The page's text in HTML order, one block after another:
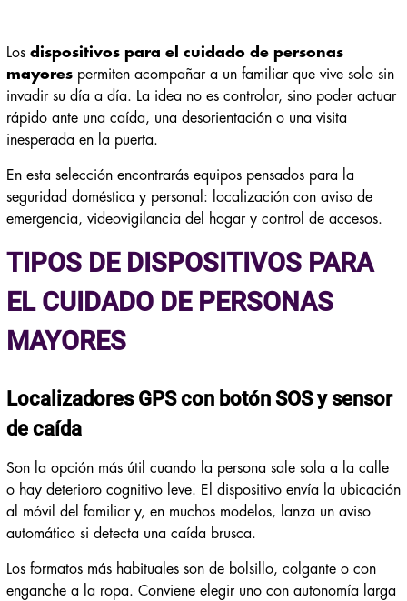
Los dispositivos para el cuidado de personas
mayorespermiten acompañar a un familiar que vive solo sin
invadir su día a día. La idea no es controlar, sino poder actuar
rápido ante una caída, una desorientación o una visita
inesperada en la puerta.
En esta selección encontrarás equipos pensados para la
seguridad doméstica y personal: localización con aviso de
emergencia, videovigilancia del hogar y control de accesos.
TIPOS DE DISPOSITIVOS PARA
EL CUIDADO DE PERSONAS
MAYORES
Localizadores GPS con botón SOS y sensor
de caída
Son la opción más útil cuando la persona sale sola a la calle
o hay deterioro cognitivo leve. El dispositivo envía la ubicación
al móvil del familiar y, en muchos modelos, lanza un aviso
automático si detecta una caída brusca.
Los formatos más habituales son de bolsillo, colgante o con
enganche a la ropa. Conviene elegir uno con autonomía larga